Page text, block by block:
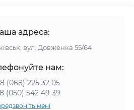
адреса:
вул. Довженка 55/64
нам:
(068) 225 32 05
(050) 542 49 39
мені